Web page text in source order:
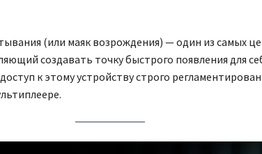
(или маяк возрождения) — один из самых
создавать точку быстрого появления для
к этому устройству строго